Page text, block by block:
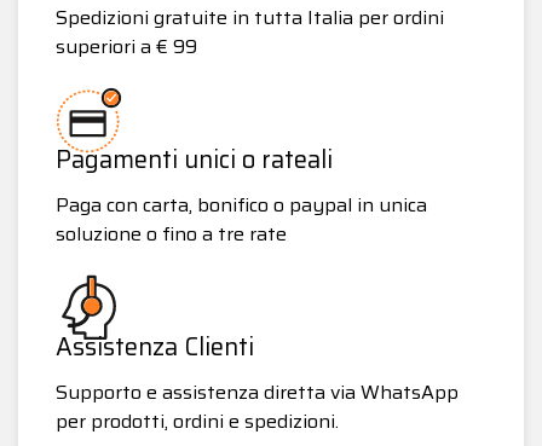
Spedizioni gratuite in tutta Italia per ordini
superiori a € 99
Pagamenti unici o rateali
Paga con carta, bonifico o paypal in unica
soluzione o fino a tre rate
Assistenza Clienti
Supporto e assistenza diretta via WhatsApp
per prodotti, ordini e spedizioni.